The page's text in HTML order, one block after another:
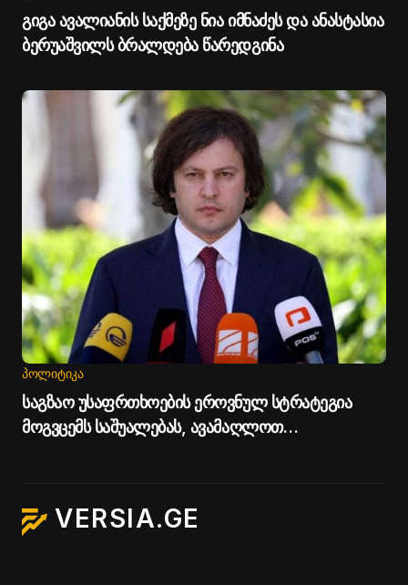
გიგა ავალიანის საქმეზე ნია იმნაძეს და ანასტასია
ბერუაშვილს ბრალდება წარედგინა
ᲞᲝᲚᲘᲢᲘᲙᲐ
საგზაო უსაფრთხოების ეროვნულ სტრატეგია
მოგვცემს საშუალებას, ავამაღლოთ
VERSIA.GE